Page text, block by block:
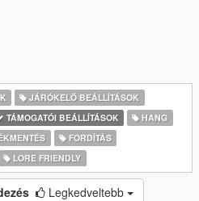
JÁRÓKELŐ BEÁLLÍTÁSOK
TÁMOGATÓI BEÁLLÍTÁSOK
HANG
FORDÍTÁS
LORE FRIENDLY
Legkedveltebb